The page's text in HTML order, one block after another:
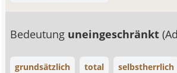
Bedeutung uneingeschränkt
grundsätzlich total selbstherrlich